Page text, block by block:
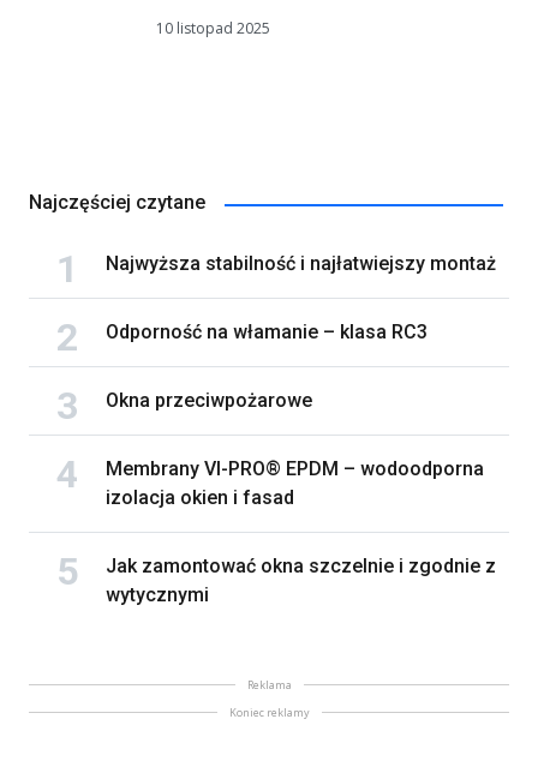
10 listopad 2025
Najczęściej czytane
Najwyższa stabilność i najłatwiejszy montaż
Odporność na włamanie – klasa RC3
Okna przeciwpożarowe
Membrany VI-PRO® EPDM – wodoodporna
izolacja okien i fasad
Jak zamontować okna szczelnie i zgodnie z
wytycznymi
Reklama
Koniec reklamy